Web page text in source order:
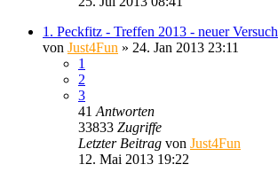
1. Peckfitz - Treffen 2013 - neuer Versuch
von Just4Fun » 24. Jan 2013 23:11
1
2
3
41 Antworten
33833 Zugriffe
Letzter Beitrag von Just4Fun
12. Mai 2013 19:22